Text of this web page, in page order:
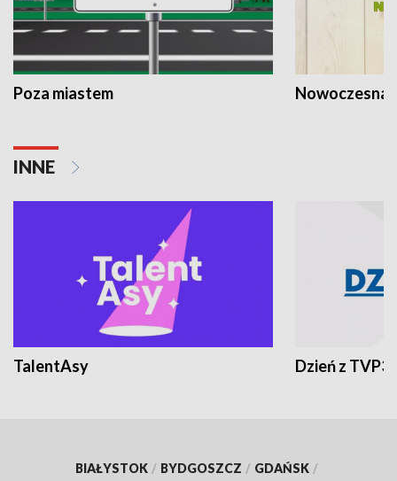
Poza miastem Nowoczesna
INNE
TalentAsy Dzień z TVP3
BIAŁYSTOK / BYDGOSZCZ / GDAŃSK /